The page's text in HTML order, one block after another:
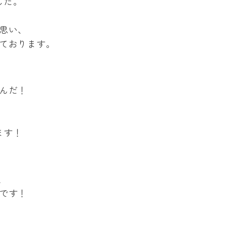
い、
ります。
だ！
！
す！